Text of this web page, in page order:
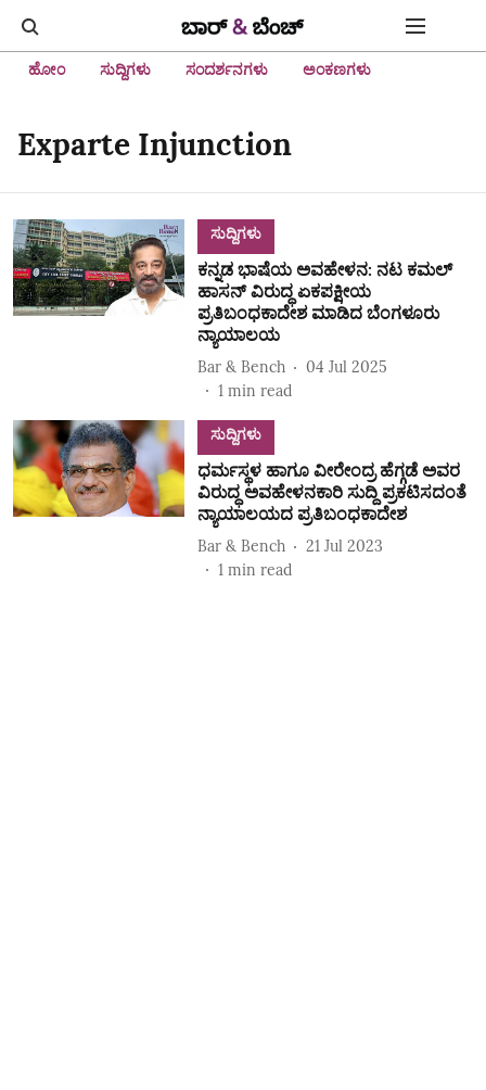
ಹೋಂ ಸುದ್ದಿಗಳು ಸಂದರ್ಶನಗಳು ಅಂಕಣಗಳು
Exparte Injunction
ಸುದ್ದಿಗಳು
ಕನ್ನಡ ಭಾಷೆಯ ಅವಹೇಳನ: ನಟ ಕಮಲ್‌
ಹಾಸನ್‌ ವಿರುದ್ಧ ಏಕಪಕ್ಷೀಯ
ಪ್ರತಿಬಂಧಕಾದೇಶ ಮಾಡಿದ ಬೆಂಗಳೂರು
ನ್ಯಾಯಾಲಯ
Bar & Bench
04 Jul 2025
1 min read
ಸುದ್ದಿಗಳು
ಧರ್ಮಸ್ಥಳ ಹಾಗೂ ವೀರೇಂದ್ರ ಹೆಗ್ಗಡೆ ಅವರ
ವಿರುದ್ಧ ಅವಹೇಳನಕಾರಿ ಸುದ್ದಿ ಪ್ರಕಟಿಸದಂತೆ
ನ್ಯಾಯಾಲಯದ ಪ್ರತಿಬಂಧಕಾದೇಶ
Bar & Bench
21 Jul 2023
1 min read